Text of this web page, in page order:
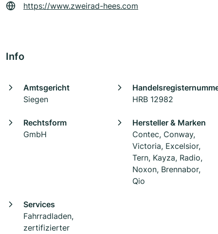
https://www.zweirad-hees.com
Info
Amtsgericht
Siegen
HRB 12982
Rechtsform
GmbH
Hersteller & Marken
Contec, Conway,
Victoria, Excelsior,
Tern, Kayza, Radio,
Noxon, Brennabor,
Qio
Services
Fahrradladen,
zertifizierter